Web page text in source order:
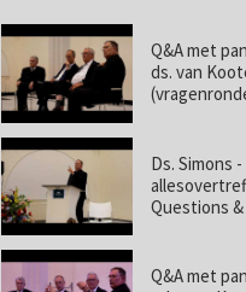
Q&A met
ds. van
Ds. Simons
Questions
Q&A met